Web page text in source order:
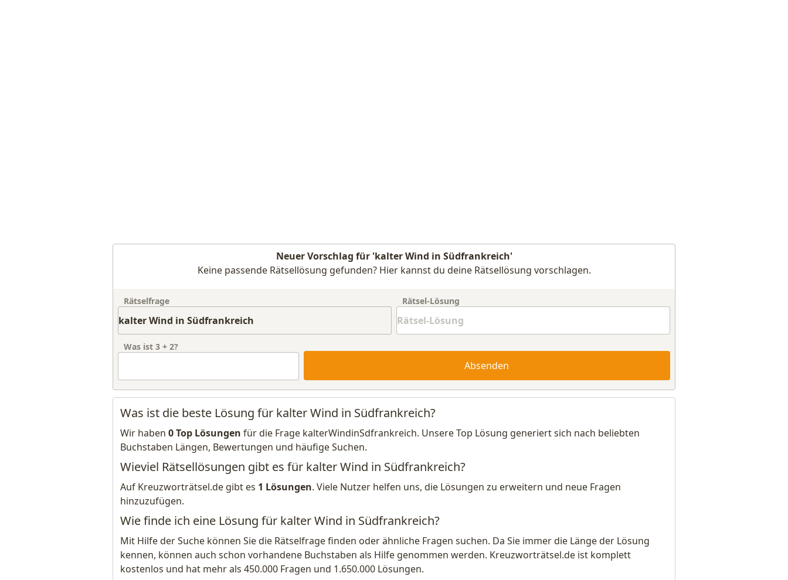
Neuer Vorschlag für 'kalter Wind in Südfrankreich'
Keine passende Rätsellösung gefunden? Hier kannst du deine Rätsellösung vorschlagen.
Rätselfrage Rätsel-Lösung
Was ist 3 + 2?
Absenden
Was ist die beste Lösung für kalter Wind in Südfrankreich?
Wir haben 0 Top Lösungen für die Frage kalterWindinSdfrankreich. Unsere Top Lösung generiert sich nach beliebten
Buchstaben Längen, Bewertungen und häufige Suchen.
Wieviel Rätsellösungen gibt es für kalter Wind in Südfrankreich?
Auf Kreuzworträtsel.de gibt es 1 Lösungen. Viele Nutzer helfen uns, die Lösungen zu erweitern und neue Fragen
hinzuzufügen.
Wie finde ich eine Lösung für kalter Wind in Südfrankreich?
Mit Hilfe der Suche können Sie die Rätselfrage finden oder ähnliche Fragen suchen. Da Sie immer die Länge der Lösung
kennen, können auch schon vorhandene Buchstaben als Hilfe genommen werden. Kreuzworträtsel.de ist komplett
kostenlos und hat mehr als 450.000 Fragen und 1.650.000 Lösungen.